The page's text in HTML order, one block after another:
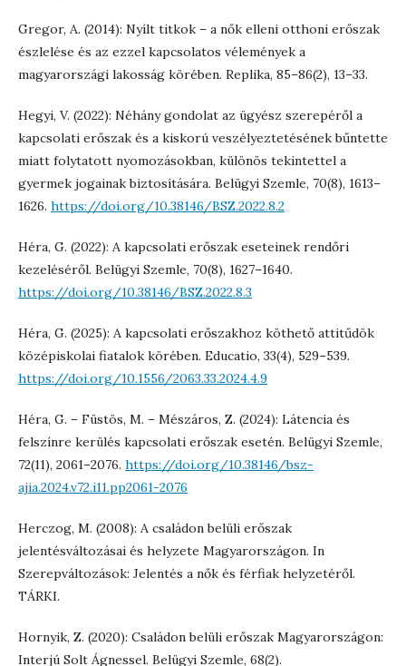
Gregor, A. (2014): Nyílt titkok – a nők elleni otthoni erőszak
észlelése és az ezzel kapcsolatos vélemények a
magyarországi lakosság körében. Replika, 85–86(2), 13–33.
Hegyi, V. (2022): Néhány gondolat az ügyész szerepéről a
kapcsolati erőszak és a kiskorú veszélyeztetésének bűntette
miatt folytatott nyomozásokban, különös tekintettel a
gyermek jogainak biztosítására. Belügyi Szemle, 70(8), 1613–
1626. https://doi.org/10.38146/BSZ.2022.8.2
Héra, G. (2022): A kapcsolati erőszak eseteinek rendőri
kezeléséről. Belügyi Szemle, 70(8), 1627–1640.
https://doi.org/10.38146/BSZ.2022.8.3
Héra, G. (2025): A kapcsolati erőszakhoz köthető attitűdök
középiskolai fiatalok körében. Educatio, 33(4), 529–539.
https://doi.org/10.1556/2063.33.2024.4.9
Héra, G. – Füstös, M. – Mészáros, Z. (2024): Látencia és
felszínre kerülés kapcsolati erőszak esetén. Belügyi Szemle,
72(11), 2061–2076. https://doi.org/10.38146/bsz-
ajia.2024.v72.i11.pp2061-2076
Herczog, M. (2008): A családon belüli erőszak
jelentésváltozásai és helyzete Magyarországon. In
Szerepváltozások: Jelentés a nők és férfiak helyzetéről.
TÁRKI.
Hornyik, Z. (2020): Családon belüli erőszak Magyarországon:
Interjú Solt Ágnessel. Belügyi Szemle, 68(2).